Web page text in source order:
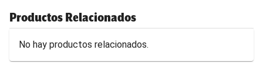
Productos Relacionados
No hay productos relacionados.